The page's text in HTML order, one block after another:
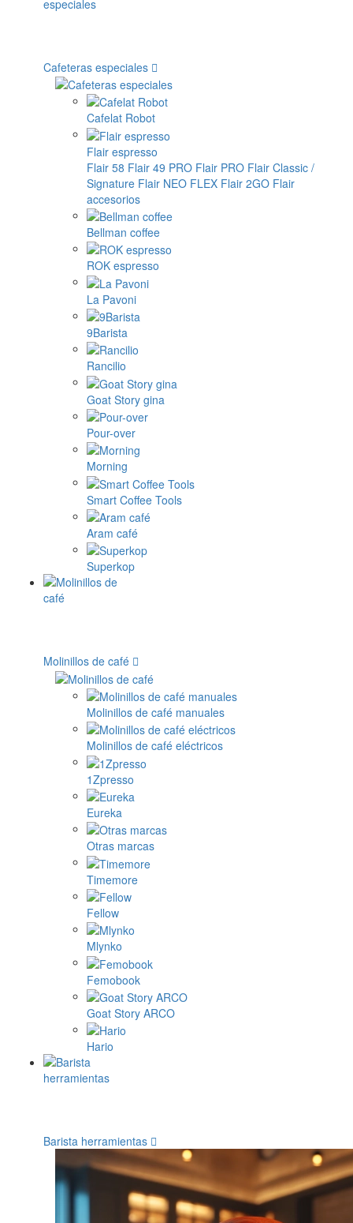
Cafeteras especiales
Cafelat Robot
Flair espresso
Flair 58 Flair 49 PRO Flair PRO Flair Classic /
Signature Flair NEO FLEX Flair 2GO Flair
accesorios
Bellman coffee
ROK espresso
La Pavoni
9Barista
Rancilio
Goat Story gina
Pour-over
Morning
Smart Coffee Tools
Aram café
Superkop
Molinillos de café
Molinillos de café manuales
Molinillos de café eléctricos
1Zpresso
Eureka
Otras marcas
Timemore
Fellow
Mlynko
Femobook
Goat Story ARCO
Hario
Barista herramientas